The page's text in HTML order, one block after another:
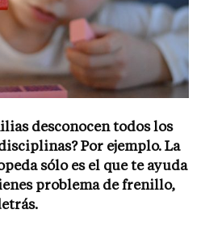
desconocen todos los
Por ejemplo. La
sólo es el que te ayuda
problema de frenillo,